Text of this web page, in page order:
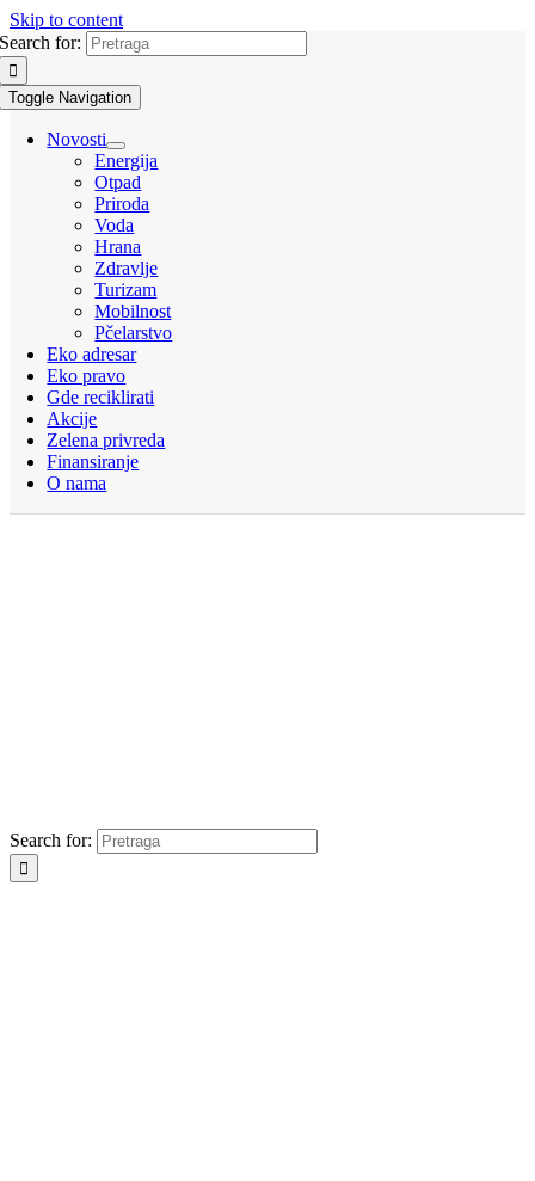
Skip to content
Search for:
Toggle Navigation
Novosti
Energija
Otpad
Priroda
Voda
Hrana
Zdravlje
Turizam
Mobilnost
Pčelarstvo
Eko adresar
Eko pravo
Gde reciklirati
Akcije
Zelena privreda
Finansiranje
O nama
Search for: